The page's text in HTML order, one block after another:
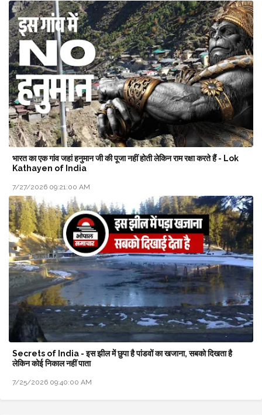
भारत का एक गांव जहां हनुमान जी की पूजा नहीं होती लेकिन राम रक्षा करते हैं - Lok
Kathayen of India
7/27/2026 09:21:00 AM
Secrets of India - इस झील में छुपा है पांडवों का खजाना, सबको दिखता है
लेकिन कोई निकाल नहीं पाता
7/25/2026 09:40:00 AM